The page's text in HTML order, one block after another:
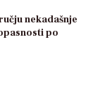
nekadašnje
po